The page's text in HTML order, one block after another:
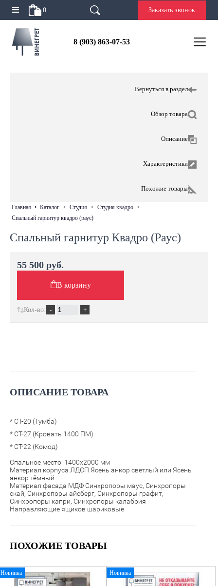
0 Заказать звонок
8 (903) 863-07-53
Вернуться в раздел
Обзор товара
Описание
Характеристики
Похожие товары
главная • каталог > студия > студия квадро >
спальный гарнитур квадро (раус)
Спальный гарнитур Квадро (Раус)
ОПИСАНИЕ ТОВАРА
* СТ-20 (Тумба)
* СТ-27 (Кровать 1400 ПМ)
* СТ-22 (Комод)
Спальное место: 1400х2000 мм
Материал корпуса ЛДСП Ясень анкор светлый или Ясень
анкор тёмный
Материал фасада МДФ Синхропоры маус, Синхропоры
скай, Синхропоры айсберг, Синхропоры графит,
Синхропоры капри, Синхропоры калабрия
Направляющие ящиков шариковые
ПОХОЖИЕ ТОВАРЫ
Новинка Новинка
55 500 руб.
В корзину
Кол-во: